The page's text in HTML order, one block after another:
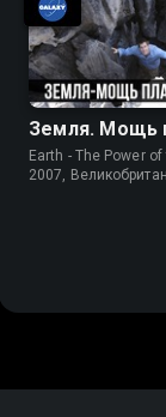
Земля. Мощь
Earth - The Power of
2007,